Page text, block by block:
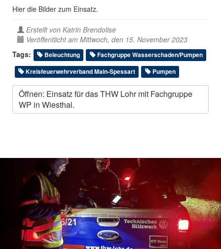
Hier die Bilder zum Einsatz.
Erstellt von Katrin Brendolise
Veröffentlicht am Mittwoch, den 15. November 2023
Tags:
Beleuchtung
Fachgruppe Wasserschaden/Pumpen
Kreisfeuerwehrverband Main-Spessart
Pumpen
Öffnen: Einsatz für das THW Lohr mit Fachgruppe
WP in Wiesthal.